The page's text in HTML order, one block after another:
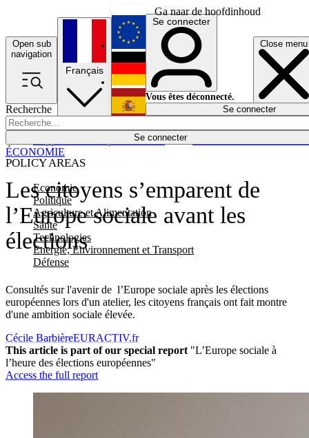
Ga naar de hoofdinhoud
Open sub
navigation
Close menu
Recherche
Se connecter
POLICY AREAS
Economie
Politique
Agriculture et Alimentation
Santé
Technologies
Energie, Environnement et Transport
Défense
Économie
Français
English
Deutsch
Español
Se connecter
Vous êtes déconnecté.
Se connecter
Les citoyens s’emparent de
l’Europe sociale avant les
élections
Consultés sur l'avenir de l’Europe sociale après les élections
européennes lors d'un atelier, les citoyens français ont fait montre
d'une ambition sociale élevée.
ÉCONOMIE
Cécile BarbièreEURACTIV.fr
This article is part of our special report "L’Europe sociale à
l’heure des élections européennes"
Access the full report